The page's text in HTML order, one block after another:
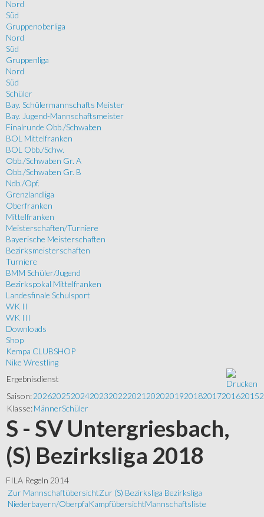
Nord
Süd
Gruppenoberliga
Nord
Süd
Gruppenliga
Nord
Süd
Schüler
Bay. Schülermannschafts Meister
Bay. Jugend-Mannschaftsmeister
Finalrunde Obb./Schwaben
BOL Mittelfranken
BOL Obb./Schw.
Obb./Schwaben Gr. A
Obb./Schwaben Gr. B
Ndb./Opf.
Grenzlandliga
Oberfranken
Mittelfranken
Meisterschaften/Turniere
Bayerische Meisterschaften
Bezirksmeisterschaften
Turniere
BMM Schüler/Jugend
Bezirkspokal Mittelfranken
Landesfinale Schulsport
WK II
WK III
Downloads
Shop
Kempa CLUBSHOP
Nike Wrestling
Ergebnisdienst
Saison:202620252024202320222021 202020192018201720162015
Klasse:MännerSchüler
S - SV Untergriesbach,
(S) Bezirksliga 2018
FILA Regeln 2014
Zur MannschaftübersichtZur (S) Bezirksliga Bezirksliga
Niederbayern/OberpfaKampfübersichtMannschaftsliste